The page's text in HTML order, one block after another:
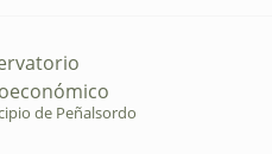
de Peñalsordo